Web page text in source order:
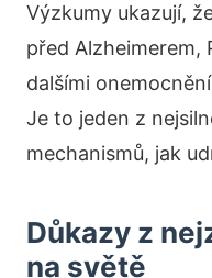
Výzkumy ukazují,
před Alzheimerem,
dalšími
Je to jeden z
mechanismů, jak
Důkazy z
na světě